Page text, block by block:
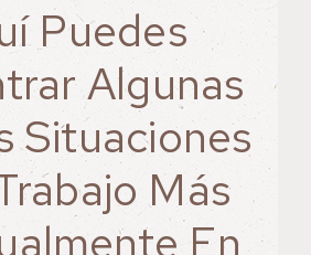
Puedes
Algunas
Situaciones
Más
En